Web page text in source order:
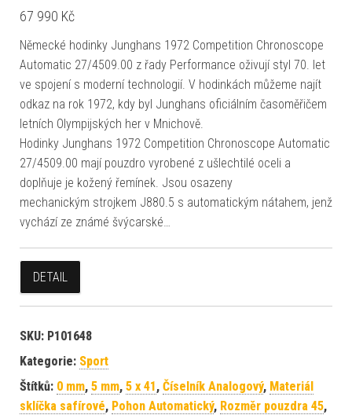
67 990 Kč
Německé hodinky Junghans 1972 Competition Chronoscope
Automatic 27/4509.00 z řady Performance oživují styl 70. let
ve spojení s moderní technologií. V hodinkách můžeme najít
odkaz na rok 1972, kdy byl Junghans oficiálním časoměřičem
letních Olympijských her v Mnichově.
Hodinky Junghans 1972 Competition Chronoscope Automatic
27/4509.00 mají pouzdro vyrobené z ušlechtilé oceli a
doplňuje je kožený řemínek. Jsou osazeny
mechanickým strojkem J880.5 s automatickým nátahem, jenž
vychází ze známé švýcarské…
DETAIL
SKU: P101648
Kategorie: Sport
Štítků: 0 mm, 5 mm, 5 x 41 , Číselník Analogový, Materiál
sklíčka safírové, Pohon Automatický, Rozměr pouzdra 45,